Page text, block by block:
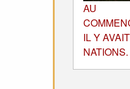
AU
IL Y
NATIONS.